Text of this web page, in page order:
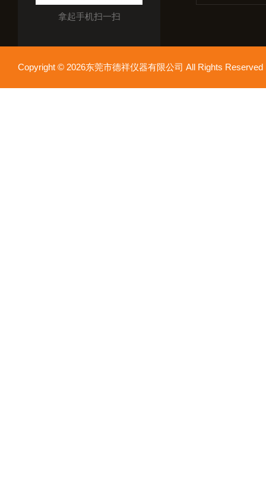
拿起手机扫一扫
Copyright © 2026东莞市德祥仪器有限公司 All Rights